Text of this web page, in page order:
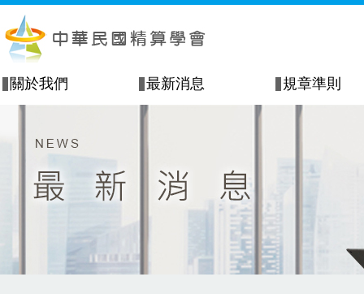
關於我們 最新消息 規章準則